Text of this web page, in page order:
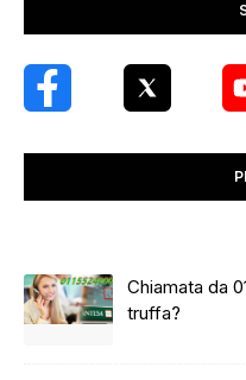
Chiamata da
truffa?